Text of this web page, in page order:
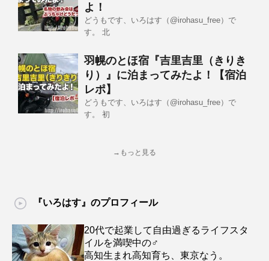
よ！
どうもです、いろはす（@irohasu_free）で
す。 北
羽幌のとほ宿『吉里吉里（きりき
り）』に泊まってみたよ！【宿泊
レポ】
どうもです、いろはす（@irohasu_free）で
す。 初
→もっと見る
『いろはす』のプロフィール
20代で起業して自由過ぎるライフスタ
イルを満喫中の♂
高知生まれ高知育ち、東京なう。